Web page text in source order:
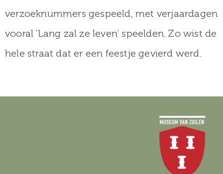
verzoeknummers gespeeld, met verjaardagen
vooral ‘Lang zal ze leven’ speelden. Zo wist de
hele straat dat er een feestje gevierd werd.